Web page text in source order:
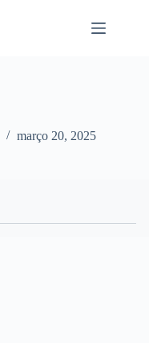
março 20, 2025